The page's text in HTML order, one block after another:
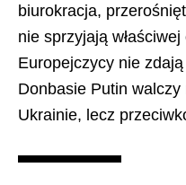
biurokracja,
nie sprzyjają
Europejczycy nie
Donbasie Putin
Ukrainie, lecz